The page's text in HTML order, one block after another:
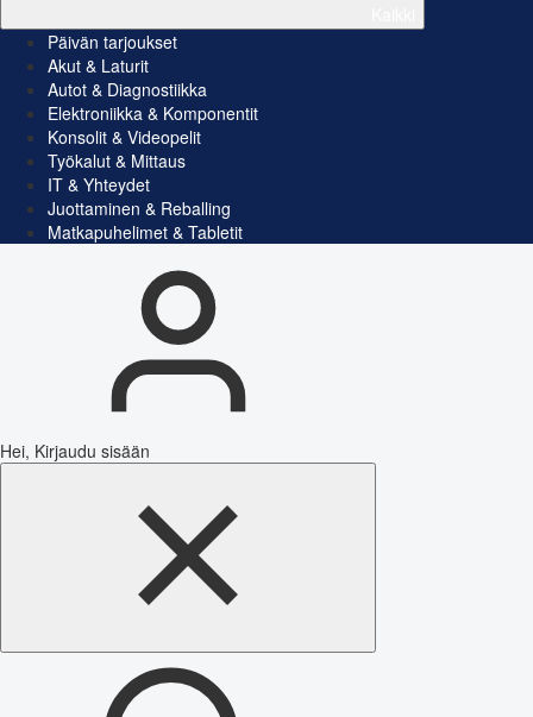
Päivän tarjoukset
Akut & Laturit
Autot & Diagnostiikka
Elektroniikka & Komponentit
Konsolit & Videopelit
Työkalut & Mittaus
IT & Yhteydet
Juottaminen & Reballing
Matkapuhelimet & Tabletit
Hei, Kirjaudu sisään